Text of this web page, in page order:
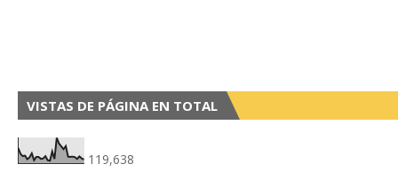
VISTAS DE PÁGINA EN TOTAL
119,638